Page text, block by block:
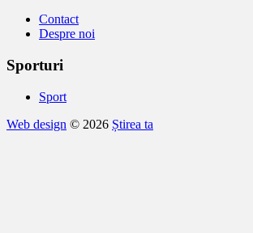
Contact
Despre noi
Sporturi
Sport
Web design © 2026 Știrea ta